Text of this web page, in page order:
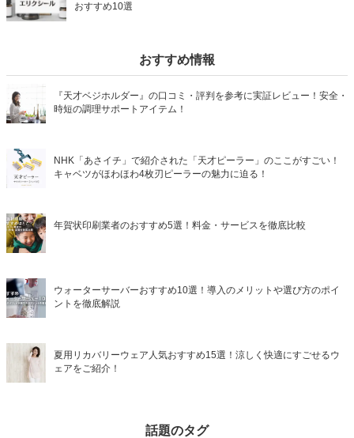
おすすめ10選
おすすめ情報
『天才ベジホルダー』の口コミ・評判を参考に実証レビュー！安全・
時短の調理サポートアイテム！
NHK「あさイチ」で紹介された「天才ピーラー」のここがすごい！
キャベツがほわほわ4枚刃ピーラーの魅力に迫る！
年賀状印刷業者のおすすめ5選！料金・サービスを徹底比較
ウォーターサーバーおすすめ10選！導入のメリットや選び方のポイ
ントを徹底解説
夏用リカバリーウェア人気おすすめ15選！涼しく快適にすごせるウ
ェアをご紹介！
話題のタグ